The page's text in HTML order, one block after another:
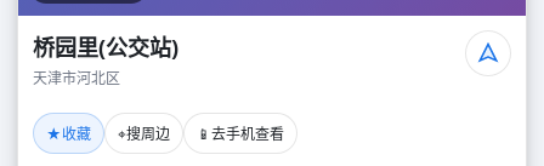
桥园里(公交站)
天津市河北区
★收藏 ⌖搜周边 📱 去手机查看